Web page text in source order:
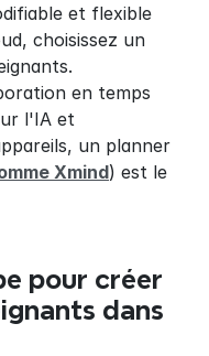
et flexible
choisissez un
en temps
l'IA et
un planner
Xmind) est le
pour créer
dans